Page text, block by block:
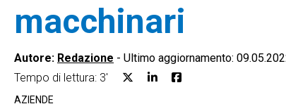
macchinari
Autore: Redazione - Ultimo aggiornamento:
Tempo di lettura: 3'
AZIENDE